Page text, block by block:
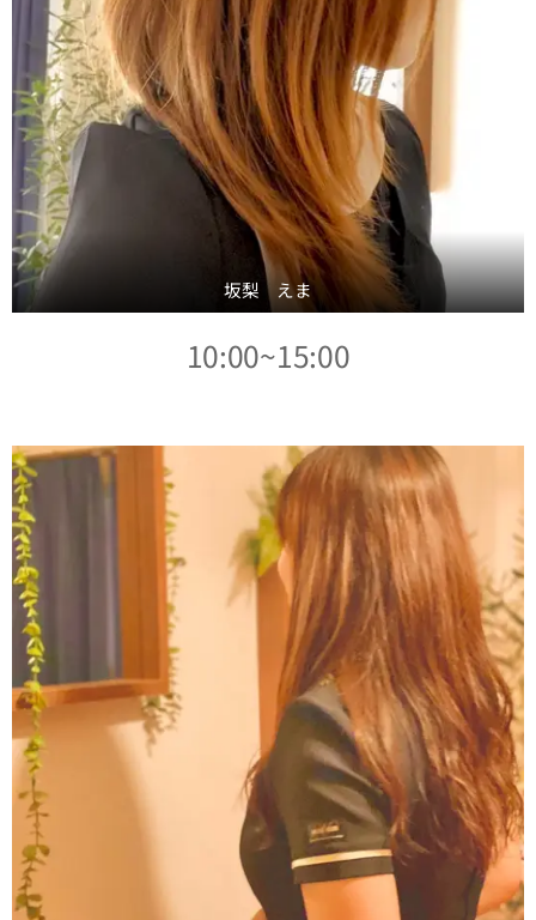
坂梨 えま
10:00~15:00